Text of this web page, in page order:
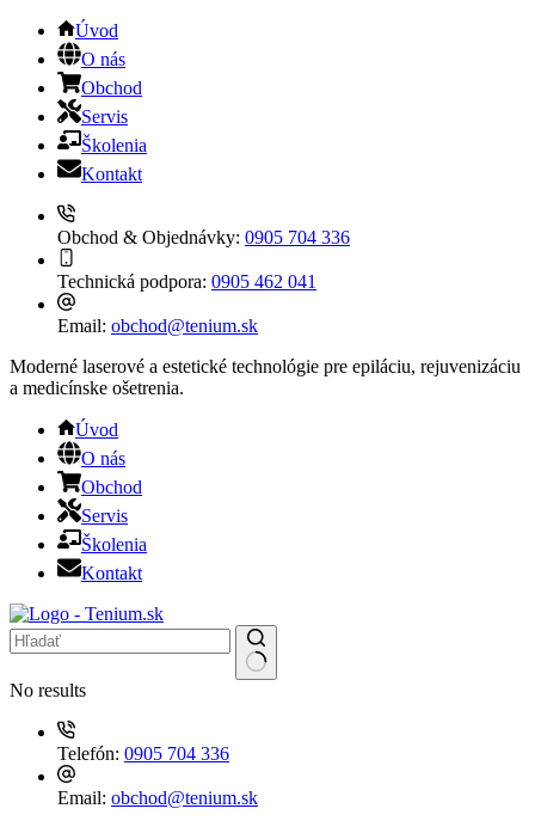
Úvod
O nás
Obchod
Servis
Školenia
Kontakt
Obchod & Objednávky: 0905 704 336
Technická podpora: 0905 462 041
Email: obchod@tenium.sk
Moderné laserové a estetické technológie pre epiláciu, rejuvenizáciu
a medicínske ošetrenia.
Úvod
O nás
Obchod
Servis
Školenia
Kontakt
No results
Telefón: 0905 704 336
Email: obchod@tenium.sk